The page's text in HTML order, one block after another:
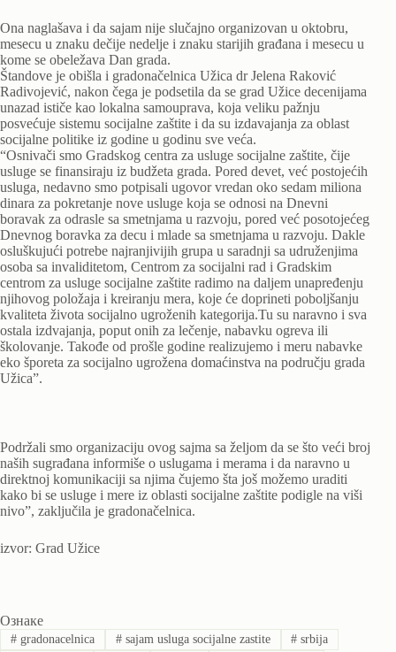
Ona naglašava i da sajam nije slučajno organizovan u oktobru,
mesecu u znaku dečije nedelje i znaku starijih građana i mesecu u
kome se obeležava Dan grada.
Štandove je obišla i gradonačelnica Užica dr Jelena Raković
Radivojević, nakon čega je podsetila da se grad Užice decenijama
unazad ističe kao lokalna samouprava, koja veliku pažnju
posvećuje sistemu socijalne zaštite i da su izdavajanja za oblast
socijalne politike iz godine u godinu sve veća.
“Osnivači smo Gradskog centra za usluge socijalne zaštite, čije
usluge se finansiraju iz budžeta grada. Pored devet, već postojećih
usluga, nedavno smo potpisali ugovor vredan oko sedam miliona
dinara za pokretanje nove usluge koja se odnosi na Dnevni
boravak za odrasle sa smetnjama u razvoju, pored već posotojećeg
Dnevnog boravka za decu i mlade sa smetnjama u razvoju. Dakle
osluškujući potrebe najranjivijih grupa u saradnji sa udruženjima
osoba sa invaliditetom, Centrom za socijalni rad i Gradskim
centrom za usluge socijalne zaštite radimo na daljem unapređenju
njihovog položaja i kreiranju mera, koje će doprineti poboljšanju
kvaliteta života socijalno ugroženih kategorija.Tu su naravno i sva
ostala izdvajanja, poput onih za lečenje, nabavku ogreva ili
školovanje. Takođe od prošle godine realizujemo i meru nabavke
eko šporeta za socijalno ugrožena domaćinstva na području grada
Užica”.
Podržali smo organizaciju ovog sajma sa željom da se što veći broj
naših sugrađana informiše o uslugama i merama i da naravno u
direktnoj komunikaciji sa njima čujemo šta još možemo uraditi
kako bi se usluge i mere iz oblasti socijalne zaštite podigle na viši
nivo”, zaključila je gradonačelnica.
izvor: Grad Užice
Ознаке
#gradonacelnica #sajam usluga socijalne zastite # srbija